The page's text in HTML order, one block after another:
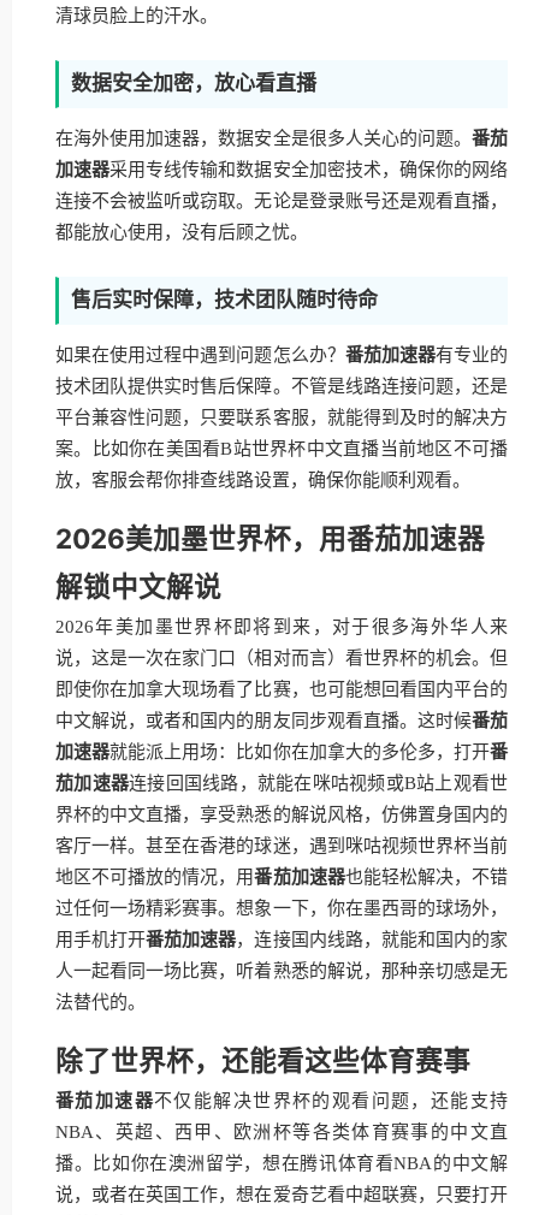
清球员脸上的汗水。
数据安全加密，放心看直播
在海外使用加速器，数据安全是很多人关心的问题。 番茄
加速器采用专线传输和数据安全加密技术，确保你的网络
连接不会被监听或窃取。无论是登录账号还是观看直播，
都能放心使用，没有后顾之忧。
售后实时保障，技术团队随时待命
如果在使用过程中遇到问题怎么办？ 番茄加速器有专业的
技术团队提供实时售后保障。不管是线路连接问题，还是
平台兼容性问题，只要联系客服，就能得到及时的解决方
案。比如你在美国看B站世界杯中文直播当前地区不可播
放，客服会帮你排查线路设置，确保你能顺利观看。
2026美加墨世界杯，用番茄加速器
解锁中文解说
2026年美加墨世界杯即将到来，对于很多海外华人来
说，这是一次在家门口（相对而言）看世界杯的机会。但
即使你在加拿大现场看了比赛，也可能想回看国内平台的
中文解说，或者和国内的朋友同步观看直播。这时候番茄
加速器就能派上用场：比如你在加拿大的多伦多，打开番
茄加速器连接回国线路，就能在咪咕视频或B站上观看世
界杯的中文直播，享受熟悉的解说风格，仿佛置身国内的
客厅一样。甚至在香港的球迷，遇到咪咕视频世界杯当前
地区不可播放的情况，用番茄加速器也能轻松解决，不错
过任何一场精彩赛事。想象一下，你在墨西哥的球场外，
用手机打开番茄加速器，连接国内线路，就能和国内的家
人一起看同一场比赛，听着熟悉的解说，那种亲切感是无
法替代的。
除了世界杯，还能看这些体育赛事
番茄加速器不仅能解决世界杯的观看问题，还能支持
NBA、英超、西甲、欧洲杯等各类体育赛事的中文直
播。比如你在澳洲留学，想在腾讯体育看NBA的中文解
说，或者在英国工作，想在爱奇艺看中超联赛，只要打开